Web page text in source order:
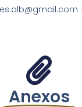
Anexos